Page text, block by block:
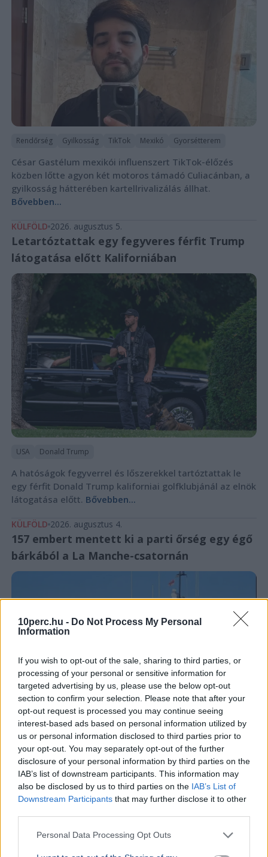
10perc.hu - Do Not Process My Personal
Information
If you wish to opt-out of the sale, sharing to third parties, or
processing of your personal or sensitive information for
targeted advertising by us, please use the below opt-out
section to confirm your selection. Please note that after your
opt-out request is processed you may continue seeing
interest-based ads based on personal information utilized by
us or personal information disclosed to third parties prior to
your opt-out. You may separately opt-out of the further
disclosure of your personal information by third parties on the
IAB’s list of downstream participants. This information may
also be disclosed by us to third parties on the IAB’s List of
Downstream Participants that may further disclose it to other
Personal Data Processing Opt Outs
Rendőrség Gyilkosság TikTok Mexikó Gyorsétterem
César Gastélum mexikói influenszert TikTok-élőzés
közben lőtte agyon két motoros támadó Culiacánban, a
gyilkosság hátterében kartellrivalizálás állhat.
Bővebben...
KÜLFÖLD 2026. augusztus 5.
Letartóztattak egy fegyveres férfit Trump
látogatása előtt Kaliforniában
USA Donald Trump
A hatóságok fegyverrel és lőszerekkel tartóztattak le
egy férfit Donald Trump kaliforniai golfklubjánál az elnök
látogatása előtt. Bővebben...
KÜLFÖLD 2026. augusztus 4.
157 embert mentett ki a parti őrség egy égő
bárkából a La Manche-csatornán
Baleset London Migráció
Kigyulladt egy illegális bevándorlókat szállító bárka a La
Manche-csatornán, a francia és brit parti őrség 157
embert mentett ki a vízből. Bővebben...